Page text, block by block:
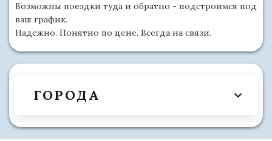
Возможны поездки туда и обратно - подстроимся под
ваш график.
Надежно. Понятно по цене. Всегда на связи.
ГОРОДА